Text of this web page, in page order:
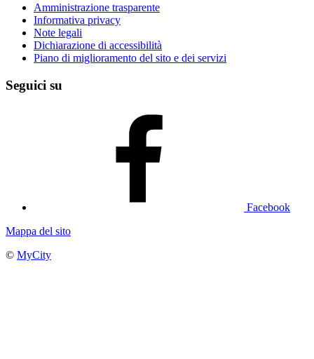
Amministrazione trasparente
Informativa privacy
Note legali
Dichiarazione di accessibilità
Piano di miglioramento del sito e dei servizi
Seguici su
Facebook
Mappa del sito
© MyCity